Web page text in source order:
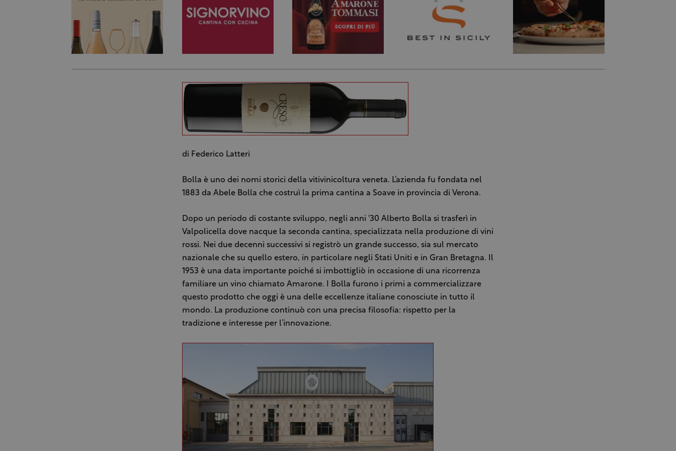
di Federico Latteri
Bolla è uno dei nomi storici della vitivinicoltura veneta. L’azienda fu fondata nel
1883 da Abele Bolla che costruì la prima cantina a Soave in provincia di Verona.
Dopo un periodo di costante sviluppo, negli anni '30 Alberto Bolla si trasferì in
Valpolicella dove nacque la seconda cantina, specializzata nella produzione di vini
rossi. Nei due decenni successivi si registrò un grande successo, sia sul mercato
nazionale che su quello estero, in particolare negli Stati Uniti e in Gran Bretagna. Il
1953 è una data importante poiché si imbottigliò in occasione di una ricorrenza
familiare un vino chiamato Amarone. I Bolla furono i primi a commercializzare
questo prodotto che oggi è una delle eccellenze italiane conosciute in tutto il
mondo. La produzione continuò con una precisa filosofia: rispetto per la
tradizione e interesse per l’innovazione.